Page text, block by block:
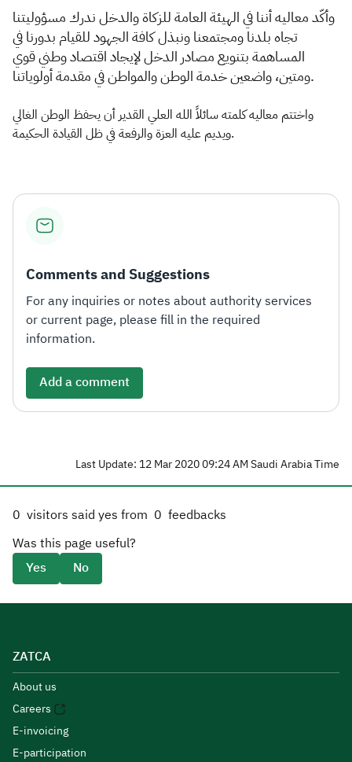
وأكّد معاليه أننا في الهيئة العامة للزكاة والدخل ندرك مسؤوليتنا
تجاه بلدنا ومجتمعنا ونبذل كافة الجهود للقيام بدورنا في
المساهمة بتنويع مصادر الدخل لإيجاد اقتصاد وطني قوي
ومتين، واضعين خدمة الوطن والمواطن في مقدمة أولوياتنا.
واختتم معاليه كلمته سائلاً الله العلي القدير أن يحفظ الوطن الغالي
ويديم عليه العزة والرفعة في ظل القيادة الحكيمة.​
Comments and Suggestions
For any inquiries or notes about authority services
or current page, please fill in the required
information.
Add a comment
Last Update: 12 Mar 2020 09:24 AM Saudi Arabia Time
0 visitors said yes from 0 feedbacks
Was this page useful?
Yes
No
ZATCA
About us
Careers
E-invoicing
E-participation